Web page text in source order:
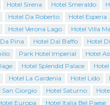
Hotel Sirena Hotel Smeraldo
Hotel Da Roberto Hotel Esperia
Hotel Verona Lago Hotel Villa
Pina Hotel Dal Baffo Hotel
Park Hotel Imperial Hotel
Hotel Splendid Palace
Hotel
Hotel La Gardenia Hotel Lido
San Giorgio Hotel Saturno
Europa Hotel Italia Bel Paese